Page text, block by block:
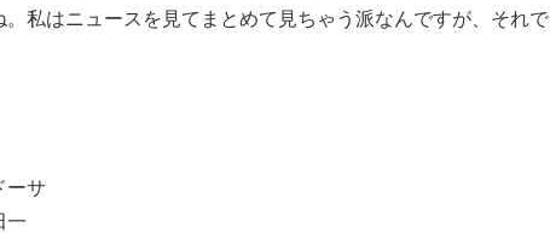
私はニュースを見てまとめて見ちゃう派なんですが、それで
ーサ
一